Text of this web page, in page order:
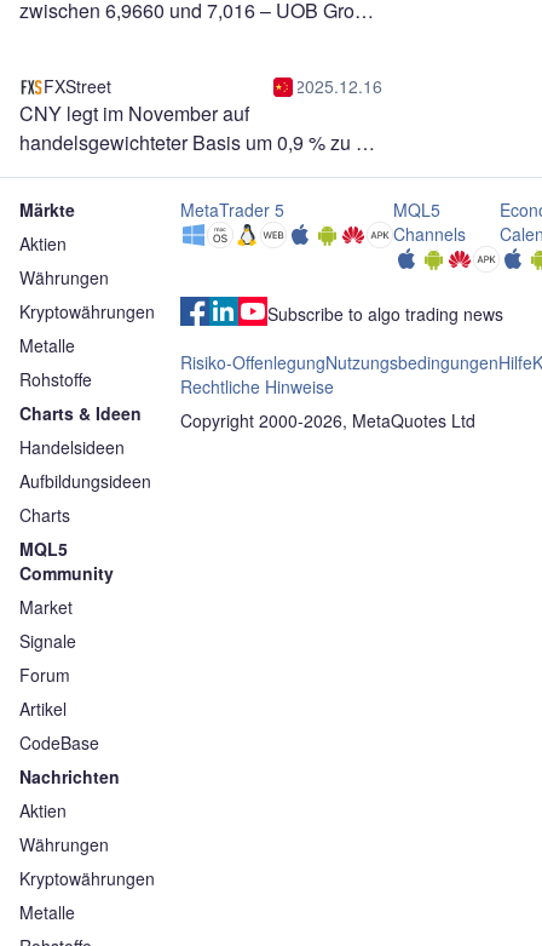
zwischen 6,9660 und 7,016 – UOB Group
FXStreet 2025.12.16
CNY legt im November auf
handelsgewichteter Basis um 0,9 % zu –
Commerzbank
Märkte
Aktien
Währungen
Kryptowährungen
Metalle
Rohstoffe
Charts & Ideen
Handelsideen
Aufbildungsideen
Charts
MQL5
Community
Market
Signale
Forum
Artikel
CodeBase
Nachrichten
Aktien
Währungen
Kryptowährungen
Metalle
MetaTrader 5
MQL5
Channels
Subscribe to algo trading news
Risiko-OffenlegungNutzungsbedingungenHilfe
Rechtliche Hinweise
Copyright 2000-2026, MetaQuotes Ltd